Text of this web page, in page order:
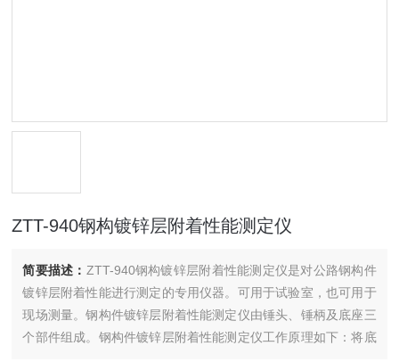
ZTT-940钢构镀锌层附着性能测定仪
简要描述： ZTT-940钢构镀锌层附着性能测定仪是对公路钢构件
镀锌层附着性能进行测定的专用仪器。可用于试验室，也可用于
现场测量。钢构件镀锌层附着性能测定仪由锤头、锤柄及底座三
个部件组成。钢构件镀锌层附着性能测定仪工作原理如下：将底